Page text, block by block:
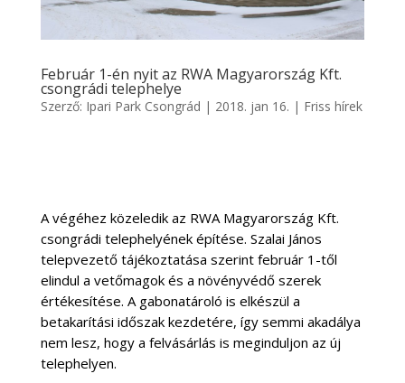
Február 1-én nyit az RWA Magyarország Kft.
csongrádi telephelye
Szerző: Ipari Park Csongrád | 2018. jan 16. | Friss hírek
A végéhez közeledik az RWA Magyarország Kft.
csongrádi telephelyének építése. Szalai János
telepvezető tájékoztatása szerint február 1-től
elindul a vetőmagok és a növényvédő szerek
értékesítése. A gabonatároló is elkészül a
betakarítási időszak kezdetére, így semmi akadálya
nem lesz, hogy a felvásárlás is meginduljon az új
telephelyen.